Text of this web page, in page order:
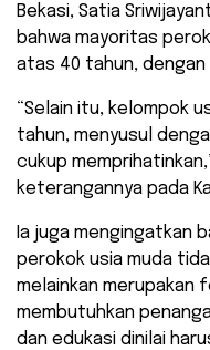
Bekasi, Satia
bahwa mayoritas
atas 40 tahun, dengan
“Selain itu, kelompok
tahun, menyusul
cukup
keterangannya pada
Ia juga mengingatkan
perokok usia muda
melainkan merupakan
membutuhkan
dan edukasi dinilai